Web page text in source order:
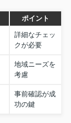
ポイント
詳細なチェッ
クが必要
地域ニーズを
考慮
事前確認が成
功の鍵